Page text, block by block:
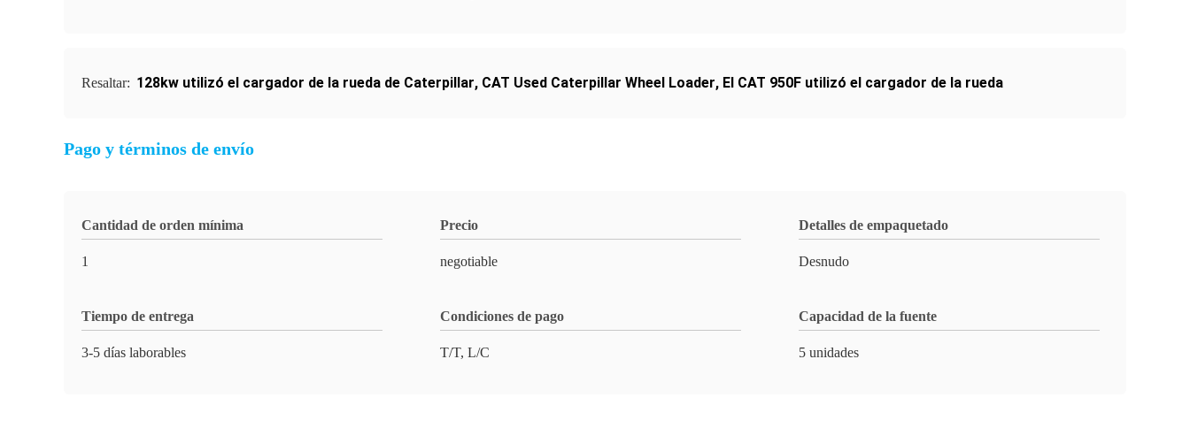
Resaltar: 128kw utilizó el cargador de la rueda de Caterpillar, CAT Used Caterpillar Wheel Loader, El CAT 950F utilizó el cargador de la rueda
Pago y términos de envío
Cantidad de orden mínima
1
Precio
negotiable
Detalles de empaquetado
Desnudo
Tiempo de entrega
3-5 días laborables
Condiciones de pago
T/T, L/C
Capacidad de la fuente
5 unidades